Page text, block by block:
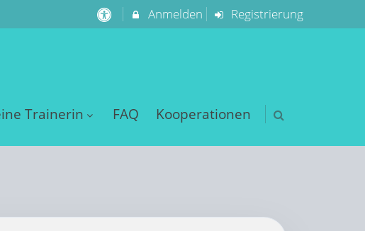
Anmelden Registrierung
Trainerin FAQ Kooperationen